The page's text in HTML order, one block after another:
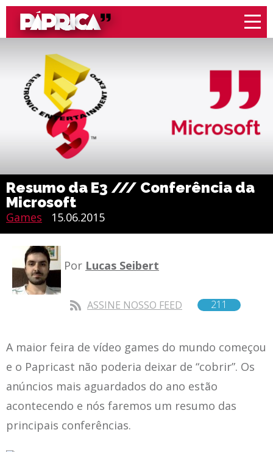
Resumo da E3 /// Conferência da
Microsoft
Games 15.06.2015
Por Lucas Seibert
ASSINE NOSSO FEED 211
A maior feira de vídeo games do mundo começou
e o Papricast não poderia deixar de “cobrir”. Os
anúncios mais aguardados do ano estão
acontecendo e nós faremos um resumo das
principais conferências.